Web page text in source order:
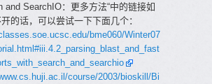
and SearchIO：更多方法“中的链接如
的话，可以尝试一下下面几个：
bme060/Winter07
course/2003/bioskill/Bi